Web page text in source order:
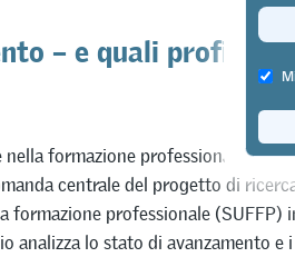
– e quali profili di
formazione professionale e
centrale del progetto di
formazione professionale (SUFFP)
analizza lo stato di avanzamento e i